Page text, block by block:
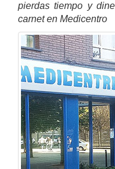
pierdas tiempo y
carnet en Medicentro